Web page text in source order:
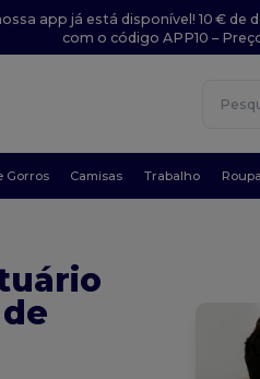
app já está disponível! 10 €
com o código APP10 –
Gorros Camisas Trabalho